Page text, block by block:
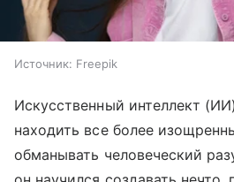
Источник: Freepik
Искусственный интеллект
находить все более
обманывать человеческий